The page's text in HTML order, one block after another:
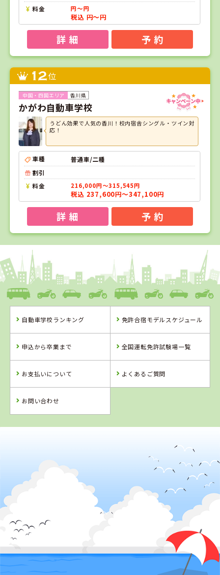
料金
円～円
税込 円～円
詳 細 予 約
12位
香川県
かがわ自動車学校
うどん効果で人気の香川！校内宿舎シングル・ツイン対
応！
車種
普通車/二種
割引
料金
216,000円～315,545円
税込 237,600円～347,100円
詳 細 予 約
1
岡山県
新倉敷自動車学校
詳 細 予 約
詳 細 予 約
校
予 約
ングスクール
高梁自動車学校
詳 細
詳 細
徳島県
阿波自動車学校
詳 細
自動車学校ランキング 免許合宿モデルスケジュール
申込から卒業まで 全国運転免許試験場一覧
お支払いについて よくあるご質問
お問い合わせ